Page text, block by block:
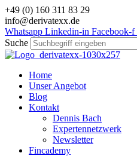
Zum
Inhalt
wechseln
+49 (0) 160 311 83 29
info@derivatexx.de
Whatsapp Linkedin-in Facebook-f
Suche
Home
Unser Angebot
Blog
Kontakt
Dennis Bach
Expertennetzwerk
Newsletter
Fincademy